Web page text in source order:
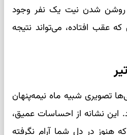
شدن نیت یک نفر وجود
که عقب افتاده، می‌تواند نتیجه
تصویری شبیه ماه نیمه‌پنهان
این نشانه از احساسات عمیق،
هنوز در دل شما آرام نگرفته